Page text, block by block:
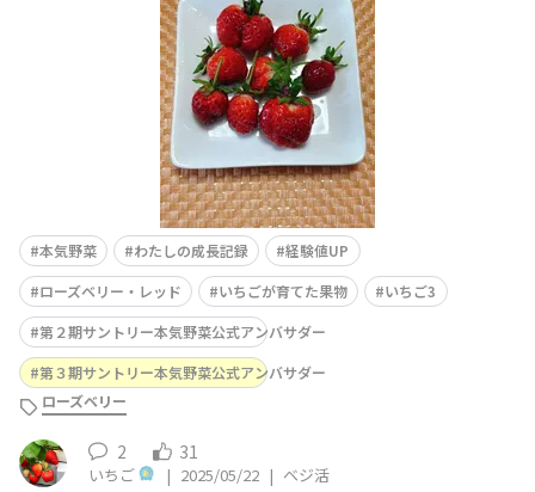
本気野菜 わたしの成長記録
経験値UP
ローズベリー・レッド
いちごが育てた果物
いちご3
第２期サントリー本気野菜公式アンバサダー
第３期サントリー本気野菜公式アンバサダー
ローズベリー
2 31
いちご | 2025/05/22 | ベジ活